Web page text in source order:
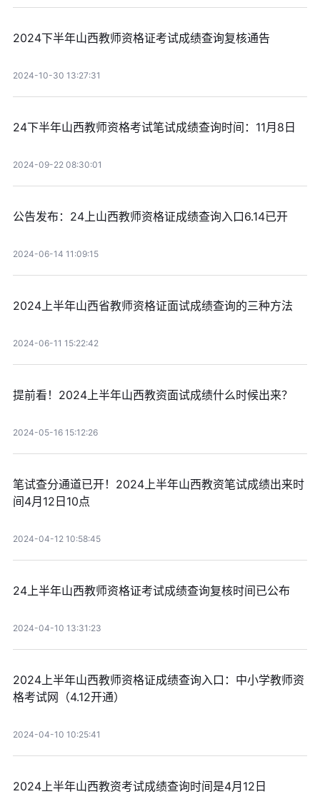
2024下半年山西教师资格证考试成绩查询复核通告
2024-10-30 13:27:31
24下半年山西教师资格考试笔试成绩查询时间：11月8日
2024-09-22 08:30:01
公告发布：24上山西教师资格证成绩查询入口6.14已开
2024-06-14 11:09:15
2024上半年山西省教师资格证面试成绩查询的三种方法
2024-06-11 15:22:42
提前看！2024上半年山西教资面试成绩什么时候出来？
2024-05-16 15:12:26
笔试查分通道已开！2024上半年山西教资笔试成绩出来时
间4月12日10点
2024-04-12 10:58:45
24上半年山西教师资格证考试成绩查询复核时间已公布
2024-04-10 13:31:23
2024上半年山西教师资格证成绩查询入口：中小学教师资
格考试网（4.12开通）
2024-04-10 10:25:41
2024上半年山西教资考试成绩查询时间是4月12日